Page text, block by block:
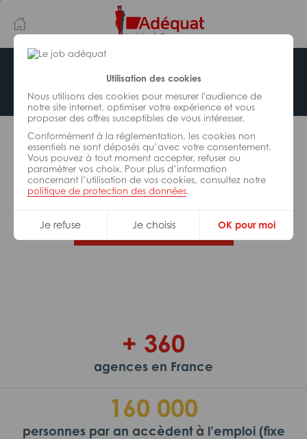
Utilisation des cookies
Nous utilisons des cookies pour mesurer l'audience de
notre site internet, optimiser votre expérience et vous
proposer des offres susceptibles de vous intéresser.
Conformément à la réglementation, les cookies non
essentiels ne sont déposés qu’avec votre consentement.
Vous pouvez à tout moment accepter, refuser ou
paramétrer vos choix. Pour plus d’information
concernant l’utilisation de vos cookies, consultez notre
politique de protection des données.
Je refuse Je choisis OK pour moi
au
contenu
principal
navigation
Offre indisponible
L’offre d’emploi que vous tentez de consulter n’est
plus disponible.
De nombreuses autres missions peuvent vous
correspondre, consultez toutes nos offres.
Trouvez votre job Adéquat !
+ 360
agences en France
160 000
personnes par an accèdent à l’emploi (fixe